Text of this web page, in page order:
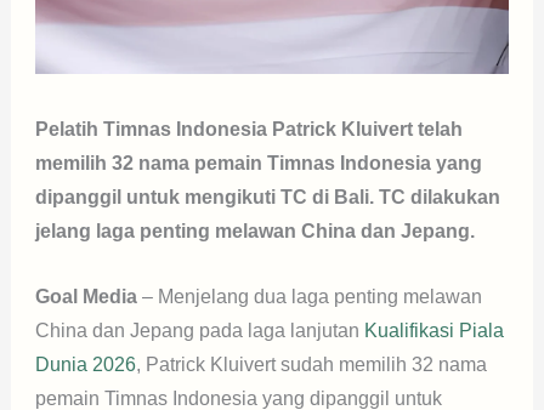
Pelatih Timnas Indonesia Patrick Kluivert telah
memilih 32 nama pemain Timnas Indonesia yang
dipanggil untuk mengikuti TC di Bali. TC dilakukan
jelang laga penting melawan China dan Jepang.
Goal Media – Menjelang dua laga penting melawan
China dan Jepang pada laga lanjutan Kualifikasi Piala
Dunia 2026, Patrick Kluivert sudah memilih 32 nama
pemain Timnas Indonesia yang dipanggil untuk